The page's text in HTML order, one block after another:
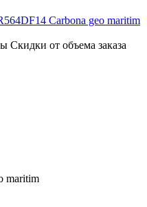
Скидки от объема заказа
maritim